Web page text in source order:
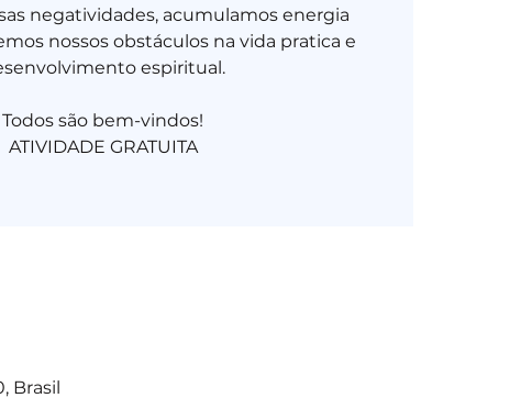
negatividades, acumulamos energia
nossos obstáculos na vida pratica e
espiritual.
Todos são bem-vindos!
ATIVIDADE GRATUITA
Brasil